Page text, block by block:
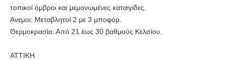
τοπικοί όμβροι και μεμονωμένες καταιγίδες.
Ανεμοι: Μεταβλητοί 2 με 3 μποφόρ.
Θερμοκρασία: Από 21 έως 30 βαθμούς Κελσίου.
ΑΤΤΙΚΗ